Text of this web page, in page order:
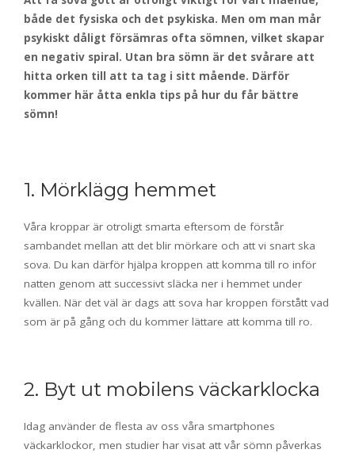
både det fysiska och det psykiska. Men om man mår
psykiskt dåligt försämras ofta sömnen, vilket skapar
en negativ spiral. Utan bra sömn är det svårare att
hitta orken till att ta tag i sitt mående. Därför
kommer här åtta enkla tips på hur du får bättre
sömn!
1. Mörklägg hemmet
Våra kroppar är otroligt smarta eftersom de förstår
sambandet mellan att det blir mörkare och att vi snart ska
sova. Du kan därför hjälpa kroppen att komma till ro inför
natten genom att successivt släcka ner i hemmet under
kvällen. När det väl är dags att sova har kroppen förstått vad
som är på gång och du kommer lättare att komma till ro.
2. Byt ut mobilens väckarklocka
Idag använder de flesta av oss våra smartphones
väckarklockor, men studier har visat att vår sömn påverkas